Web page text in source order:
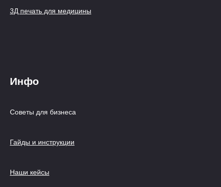
3Д печать для медицины
Инфо
Советы для бизнеса
Гайды и инструкции
Наши кейсы